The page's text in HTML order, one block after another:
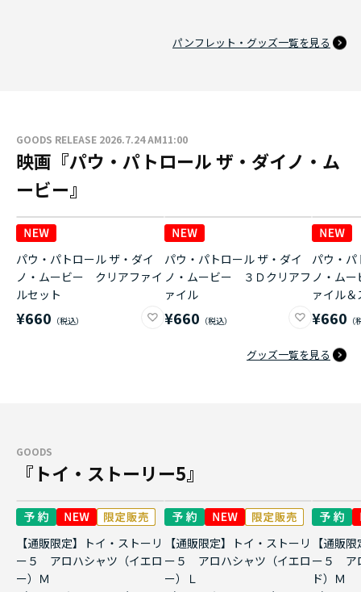
パンフレット・グッズ一覧を見る
GOODS RELEASE 2026.7.24 AM11:00
映画『パウ・パトロール ザ・ダイノ・ム
ービー』
パウ・パトロール ザ・ダイ
ノ・ムービー クリアファイ
ルセット
¥660
パウ・パトロール ザ・ダイ
ノ・ムービー ３Ｄクリアフ
ァイル
¥660
パウ・パ
ノ・ム
ァイル
¥660
グッズ一覧を見る
GOODS
『トイ・ストーリー5』
【通販限定】トイ・ストーリ
ー５ アロハシャツ（イエロ
ー）Ｍ
【通販限定】トイ・ストーリ
ー５ アロハシャツ（イエロ
ー）Ｌ
【通販
ー５ ア
ド）Ｍ